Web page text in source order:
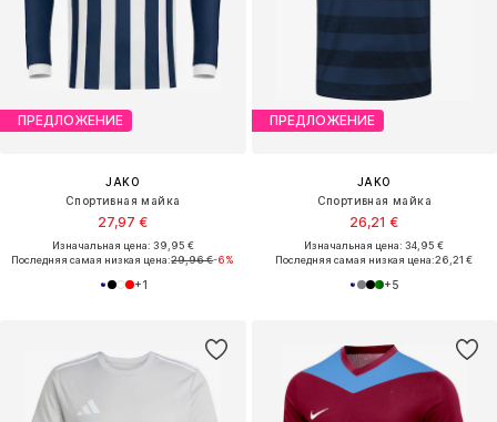
ПРЕДЛОЖЕНИЕ
JAKO
Спортивная майка
27,97 €
Изначальная цена: 39,95 €
Последняя самая низкая цена:29,96 €-6%
+1
ПРЕДЛОЖЕНИЕ
JAKO
Спортивная майка
26,21 €
Изначальная цена: 34,95 €
Последняя самая низкая цена:26,21 €
+5